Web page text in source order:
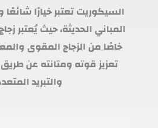
السيكوريت تعتبر خيارًا
المباني الحديثة، حيث يُعتبر
خاصًا من الزجاج المقوى
تعزيز قوته ومتانته عن
والتبريد